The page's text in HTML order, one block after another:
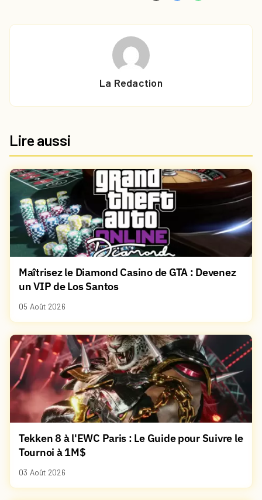
La Redaction
Lire aussi
Maîtrisez le Diamond Casino de GTA : Devenez
un VIP de Los Santos
05 Août 2026
Tekken 8 à l'EWC Paris : Le Guide pour Suivre le
Tournoi à 1M$
03 Août 2026